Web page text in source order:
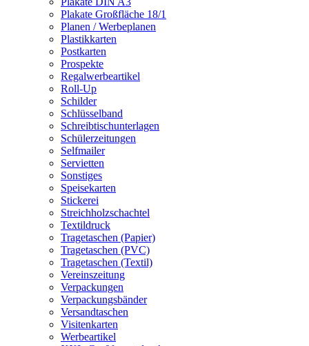
Plakate Großfläche 18/1
Planen / Werbeplanen
Plastikkarten
Postkarten
Prospekte
Regalwerbeartikel
Roll-Up
Schilder
Schlüsselband
Schreibtischunterlagen
Schülerzeitungen
Selfmailer
Servietten
Sonstiges
Speisekarten
Stickerei
Streichholzschachtel
Textildruck
Tragetaschen (Papier)
Tragetaschen (PVC)
Tragetaschen (Textil)
Vereinszeitung
Verpackungen
Verpackungsbänder
Versandtaschen
Visitenkarten
Werbeartikel